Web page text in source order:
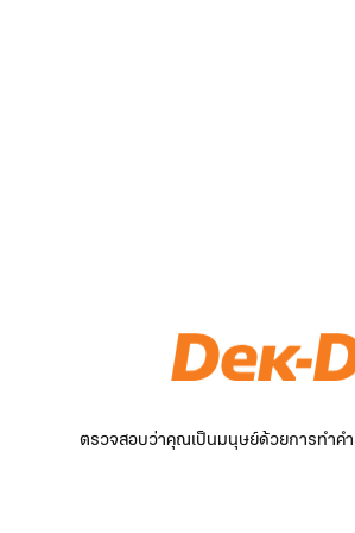
ตรวจสอบว่าคุณเป็นมนุษย์ด้วยการทำคำ